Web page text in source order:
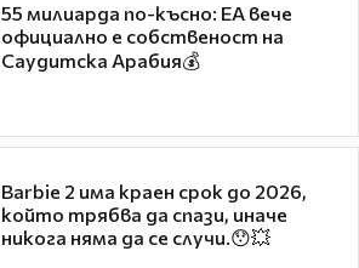
55 милиарда по-късно: EA вече
официално е собственост на
Саудитска Арабия💰
Barbie 2 има краен срок до 2026,
който трябва да спази, иначе
никога няма да се случи.😯💥